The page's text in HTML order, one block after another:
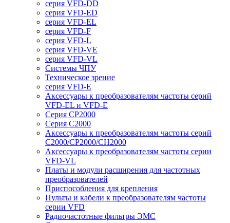
серия VFD-DD
серия VFD-ED
серия VFD-EL
серия VFD-F
серия VFD-L
серия VFD-VE
серия VFD-VL
Системы ЧПУ
Техническое зрение
серия VFD-E
Аксессуары к преобразователям частоты серий
VFD-EL и VFD-E
Серия CP2000
Серия C2000
Аксессуары к преобразователям частоты серий
С2000/CP2000/CH2000
Аксессуары к преобразователям частоты серии
VFD-VL
Платы и модули расширения для частотных
преобразователей
Приспособления для крепления
Пульты и кабели к преобразователям частоты
серии VFD
Радиочастотные фильтры ЭМС